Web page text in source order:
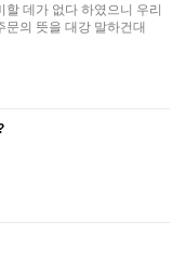
데가 없다 하였으니 우리
문의 뜻을 대강 말하건대